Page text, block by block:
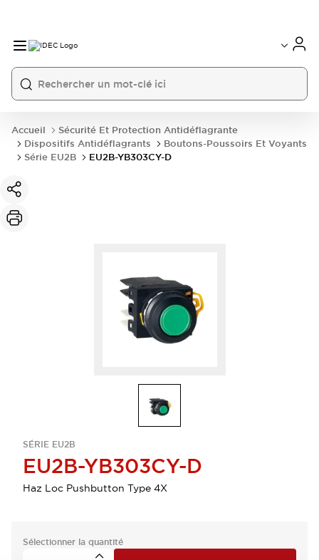
Accueil
Sécurité Et Protection Antidéflagrante
Dispositifs Antidéflagrants
Boutons-Poussoirs Et Voyants
Série EU2B
EU2B-YB303CY-D
SÉRIE EU2B
EU2B-YB303CY-D
Haz Loc Pushbutton Type 4X
Sélectionner la quantité